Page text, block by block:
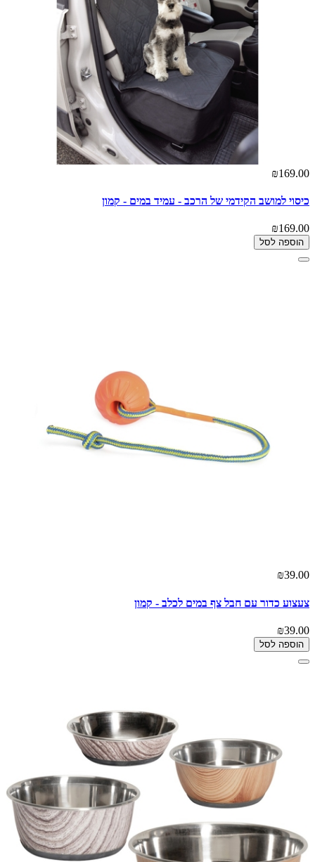
₪169.00
כיסוי למושב הקידמי של הרכב - עמיד במים - קמון
₪169.00
הוספה לסל
₪39.00
צעצוע כדור עם חבל צף במים לכלב - קמון
₪39.00
הוספה לסל